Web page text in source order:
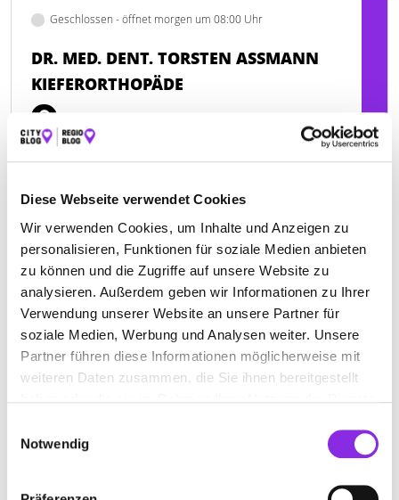
Diese Webseite verwendet Cookies
Wir verwenden Cookies, um Inhalte und Anzeigen zu
personalisieren, Funktionen für soziale Medien anbieten
zu können und die Zugriffe auf unsere Website zu
analysieren. Außerdem geben wir Informationen zu Ihrer
Verwendung unserer Website an unsere Partner für
soziale Medien, Werbung und Analysen weiter. Unsere
Partner führen diese Informationen möglicherweise mit
weiteren Daten zusammen, die Sie ihnen bereitgestellt
Notwendig
Geschlossen - öffnet morgen um 08:00 Uhr
DR. MED. DENT. TORSTEN ASSMANN K
IEFERORTHOPÄDE
| 75172 Pforzheim
DE
www.assmann-msc-kfo.de